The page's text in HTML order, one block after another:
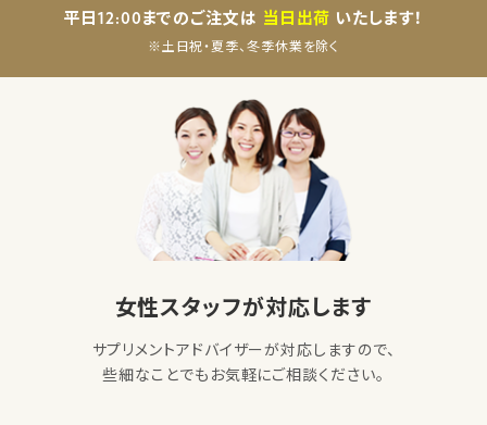
平日12:00までのご注文は 当日出荷 いたします！
※土日祝・夏季、冬季休業を除く
女性スタッフが対応します
サプリメントアドバイザーが対応しますので、
些細なことでもお気軽にご相談ください。